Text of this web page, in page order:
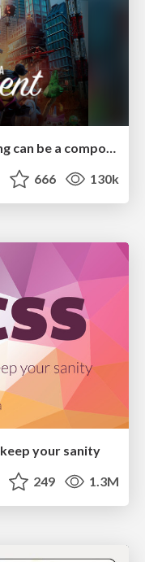
ReactJS: Keep Simple. Everything can be a component!
666 130k
keep your sanity
249 1.3M